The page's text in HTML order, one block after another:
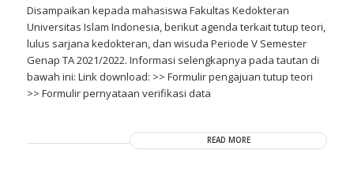
Disampaikan kepada mahasiswa Fakultas Kedokteran
Universitas Islam Indonesia, berikut agenda terkait tutup teori,
lulus sarjana kedokteran, dan wisuda Periode V Semester
Genap TA 2021/2022. Informasi selengkapnya pada tautan di
bawah ini: Link download: >> Formulir pengajuan tutup teori
>> Formulir pernyataan verifikasi data
READ MORE